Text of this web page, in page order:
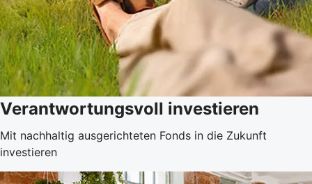
Verantwortungsvoll investieren
Mit nachhaltig ausgerichteten Fonds in die Zukunft
investieren